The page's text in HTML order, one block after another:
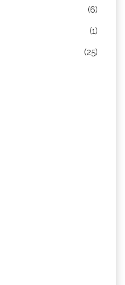
(6)
(1)
(25)